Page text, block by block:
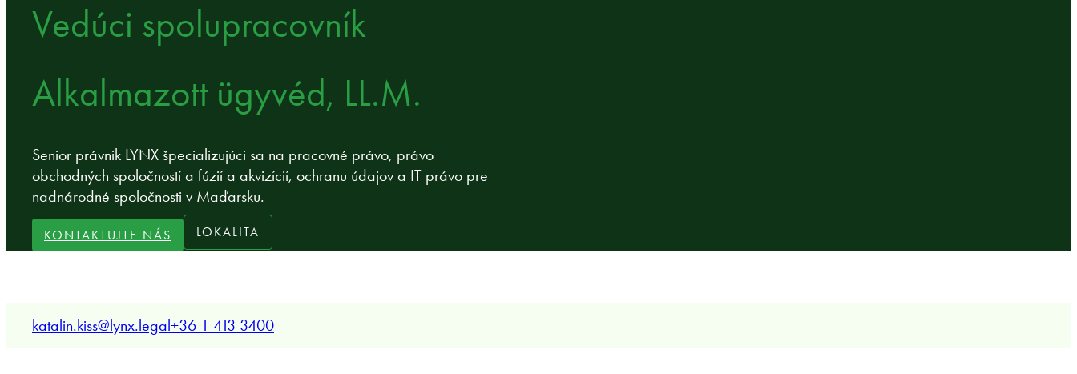
Vedúci spolupracovník
Alkalmazott ügyvéd, LL.M.
Senior právnik LYNX špecializujúci sa na pracovné právo, právo
obchodných spoločností a fúzií a akvizícií, ochranu údajov a IT právo pre
nadnárodné spoločnosti v Maďarsku.
KONTAKTUJTE NÁS LOKALITA
katalin.kiss@lynx.legal+36 1 413 3400